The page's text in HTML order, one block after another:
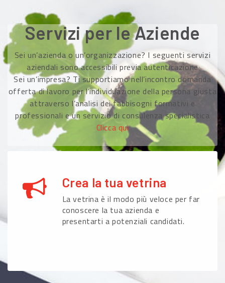
Servizi per le Aziende
Sei un’azienda o un’organizzazione? I seguenti servizi
aziendali sono accessibili previa autenticazione
Sei un’impresa? Ti supportiamo nell’incontro domanda
offerta di lavoro per l’individuazione della persona giusta
attraverso l’analisi dei fabbisogni formativi e
professionali e un servizio di consulenza specialistica
Clicca qui
Crea la tua vetrina
La vetrina è il modo più veloce per far
conoscere la tua azienda e
presentarti a potenziali candidati.